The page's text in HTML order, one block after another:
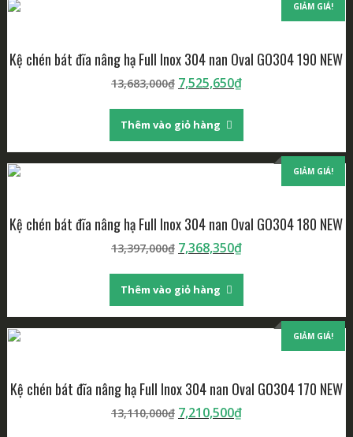
GIẢM GIÁ!
Kệ chén bát đĩa nâng hạ Full Inox 304 nan Oval GO304 190 NEW
13,683,000₫ Giá
là:
13,683,000₫.
7,525,650₫Giá
7,525,650₫.
Thêm vào giỏ hàng
GIẢM GIÁ!
Kệ chén bát đĩa nâng hạ Full Inox 304 nan Oval GO304 180 NEW
13,397,000₫ Giá
là:
13,397,000₫.
7,368,350₫Giá
7,368,350₫.
Thêm vào giỏ hàng
GIẢM GIÁ!
Kệ chén bát đĩa nâng hạ Full Inox 304 nan Oval GO304 170 NEW
13,110,000₫ Giá
7,210,500₫Giá